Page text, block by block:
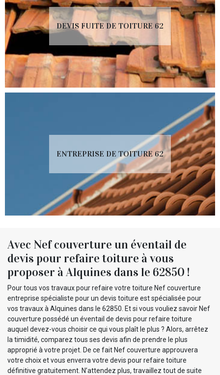
DEVIS FUITE DE TOITURE 62
ENTREPRISE DE TOITURE 62
Avec Nef couverture un éventail de
devis pour refaire toiture à vous
proposer à Alquines dans le 62850 !
Pour tous vos travaux pour refaire votre toiture Nef couverture
entreprise spécialiste pour un devis toiture est spécialisée pour
vos travaux à Alquines dans le 62850. Et si vous vouliez savoir Nef
couverture possédé un éventail de devis pour refaire toiture
auquel devez-vous choisir ce qui vous plaît le plus ? Alors, arrêtez
la timidité, comparez tous ses devis afin de prendre le plus
approprié à votre projet. De ce fait Nef couverture approuvera
votre choix et vous enverra votre devis pour refaire toiture
définitive gratuitement. N’attendez plus, travaillez tout de suite